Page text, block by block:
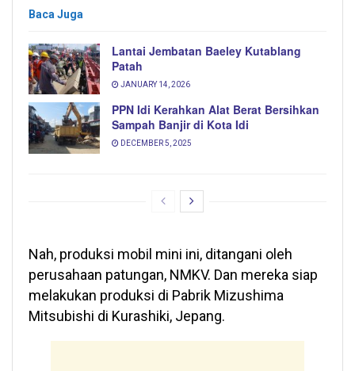
Baca Juga
Lantai Jembatan Baeley Kutablang
Patah
JANUARY 14, 2026
PPN Idi Kerahkan Alat Berat Bersihkan
Sampah Banjir di Kota Idi
DECEMBER 5, 2025
Nah, produksi mobil mini ini, ditangani oleh
perusahaan patungan, NMKV. Dan mereka siap
melakukan produksi di Pabrik Mizushima
Mitsubishi di Kurashiki, Jepang.